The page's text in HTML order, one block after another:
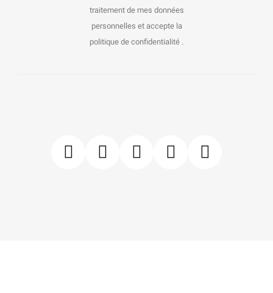
traitement de mes données
personnelles et accepte la
politique de confidentialité .